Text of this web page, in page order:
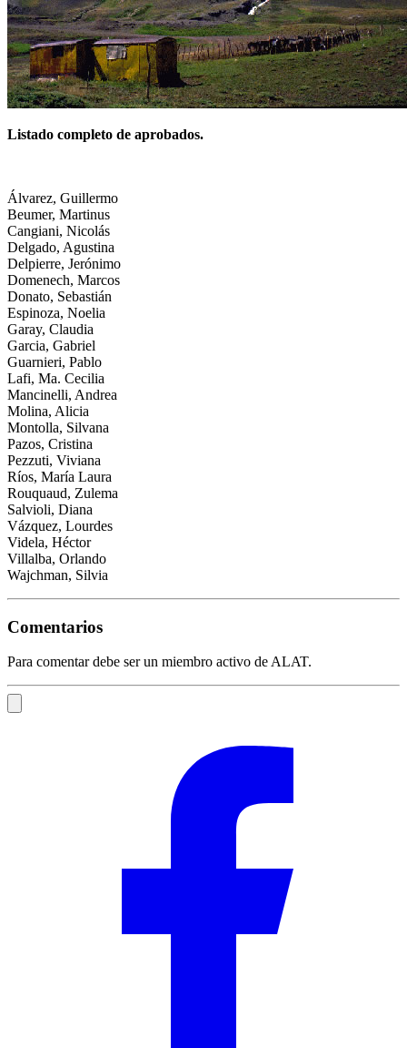
Listado completo de aprobados.
Álvarez, Guillermo
Beumer, Martinus
Cangiani, Nicolás
Delgado, Agustina
Delpierre, Jerónimo
Domenech, Marcos
Donato, Sebastián
Espinoza, Noelia
Garay, Claudia
Garcia, Gabriel
Guarnieri, Pablo
Lafi, Ma. Cecilia
Mancinelli, Andrea
Molina, Alicia
Montolla, Silvana
Pazos, Cristina
Pezzuti, Viviana
Ríos, María Laura
Rouquaud, Zulema
Salvioli, Diana
Vázquez, Lourdes
Videla, Héctor
Villalba, Orlando
Wajchman, Silvia
Comentarios
Para comentar debe ser un miembro activo de ALAT.